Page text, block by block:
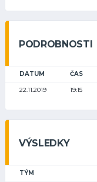
PODROBNOSTI
DATUM ČAS
22.11.2019 19:15
VÝSLEDKY
TÝM